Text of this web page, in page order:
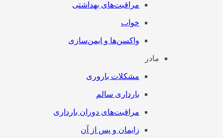
مراقبت‌های بهداشتی
خواب
واکسن‌ها و ایمن‌سازی
مادر
مشکلات باروری
بارداری سالم
مراقبت‌های دوران بارداری
زایمان و پس از آن